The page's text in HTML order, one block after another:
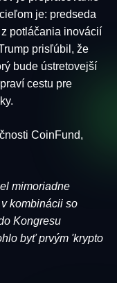
je: predseda
potláčania inovácií
prisľúbil, že
bude ústretovejší
cestu pre
CoinFund,
mimoriadne
kombinácii so
Kongresu
byť prvým 'krypto